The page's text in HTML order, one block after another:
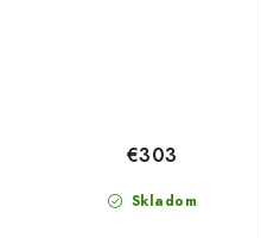
Skladom
€303